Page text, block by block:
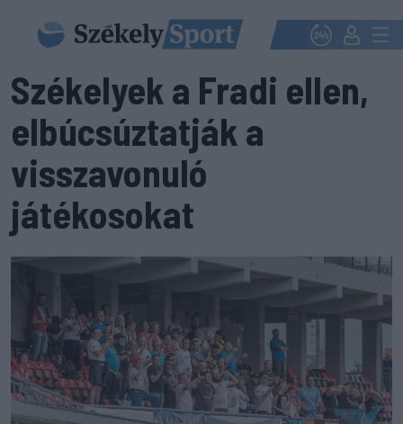
Székelyek a Fradi ellen,
elbúcsúztatják a
visszavonuló
játékosokat